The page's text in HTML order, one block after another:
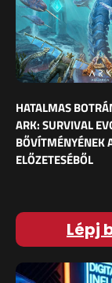
HATALMAS
ARK: SURVIVAL
BŐVÍTMÉNYÉNEK
ELŐZETESÉBŐL
Lépj